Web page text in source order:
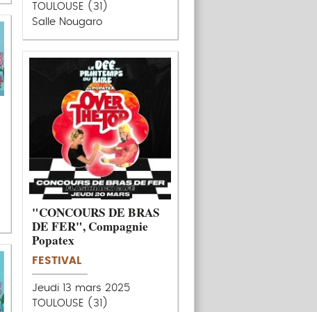
TOULOUSE (31)
Salle Nougaro
"CONCOURS DE BRAS
DE FER", Compagnie
Popatex
FESTIVAL
Jeudi 13 mars 2025
TOULOUSE (31)